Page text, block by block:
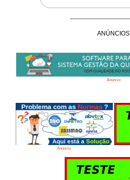
ANÚNCIOS
Anúncio
Anúncio